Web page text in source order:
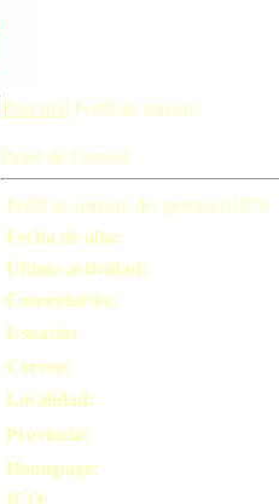
Principal Perfil de usuario
Panel de Control
Perfil de usuario de: perezoso1976
Fecha de alta:
Última actividad:
Comentarios:
Usuario:
Correo:
Localidad:
Provincia:
Homepage:
ICQ: